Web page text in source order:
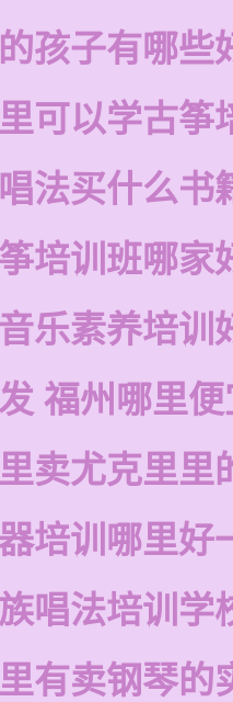
孩子有哪些
可以学古筝
法买什么书
培训班哪家
乐素养培训
福州哪里
卖尤克里里
培训哪里好
唱法培训学
有卖钢琴的